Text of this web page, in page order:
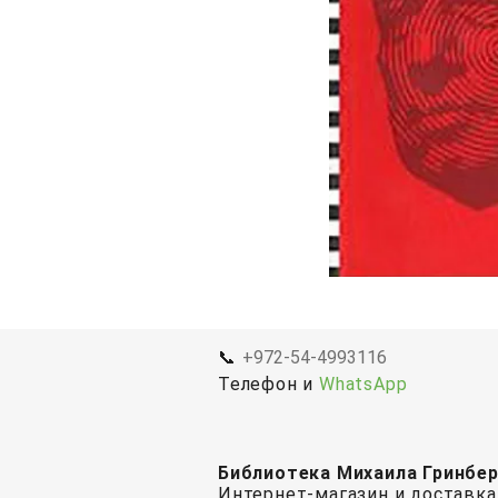
📞 +972-54-4993116
Телефон иWhatsApp
Библиотека Михаила